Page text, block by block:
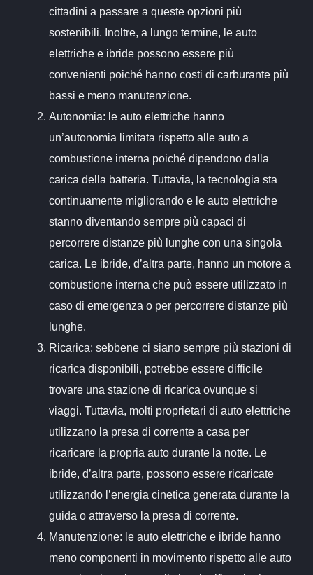
cittadini a passare a queste opzioni più
sostenibili. Inoltre, a lungo termine, le auto
elettriche e ibride possono essere più
convenienti poiché hanno costi di carburante più
bassi e meno manutenzione.
Autonomia: le auto elettriche hanno
un’autonomia limitata rispetto alle auto a
combustione interna poiché dipendono dalla
carica della batteria. Tuttavia, la tecnologia sta
continuamente migliorando e le auto elettriche
stanno diventando sempre più capaci di
percorrere distanze più lunghe con una singola
carica. Le ibride, d’altra parte, hanno un motore a
combustione interna che può essere utilizzato in
caso di emergenza o per percorrere distanze più
lunghe.
Ricarica: sebbene ci siano sempre più stazioni di
ricarica disponibili, potrebbe essere difficile
trovare una stazione di ricarica ovunque si
viaggi. Tuttavia, molti proprietari di auto elettriche
utilizzano la presa di corrente a casa per
ricaricare la propria auto durante la notte. Le
ibride, d’altra parte, possono essere ricaricate
utilizzando l’energia cinetica generata durante la
guida o attraverso la presa di corrente.
Manutenzione: le auto elettriche e ibride hanno
meno componenti in movimento rispetto alle auto